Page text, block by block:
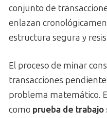
conjunto de
enlazan
estructura segura y
El proceso de minar
transacciones
problema matemático.
como prueba de trabajo